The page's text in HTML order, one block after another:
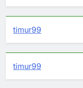
timur99
timur99